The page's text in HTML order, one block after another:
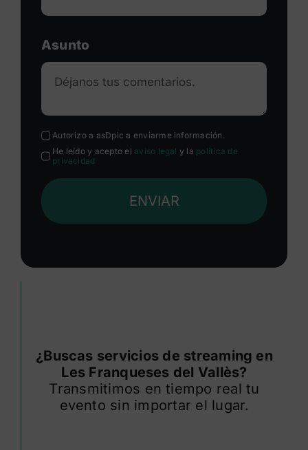
Asunto
Autorizo a asDpic a enviarme información.
He leído y acepto el aviso legal y la política de
privacidad
ENVIAR
¿Buscas servicios de streaming en
Les Franqueses del Vallès?
Transmitimos en tiempo real tu
evento sin importar el lugar.